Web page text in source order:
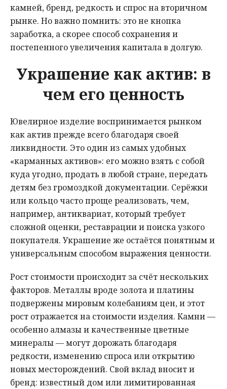
камней, бренд, редкость и спрос на вторичном
рынке. Но важно помнить: это не кнопка
заработка, а скорее способ сохранения и
постепенного увеличения капитала в долгую.
Украшение как актив: в
чем его ценность
Ювелирное изделие воспринимается рынком
как актив прежде всего благодаря своей
ликвидности. Это один из самых удобных
«карманных активов»: его можно взять с собой
куда угодно, продать в любой стране, передать
детям без громоздкой документации. Серёжки
или кольцо часто проще реализовать, чем,
например, антиквариат, который требует
сложной оценки, реставрации и поиска узкого
покупателя. Украшение же остаётся понятным и
универсальным способом выражения ценности.
Рост стоимости происходит за счёт нескольких
факторов. Металлы вроде золота и платины
подвержены мировым колебаниям цен, и этот
рост отражается на стоимости изделия. Камни —
особенно алмазы и качественные цветные
минералы — могут дорожать благодаря
редкости, изменению спроса или открытию
новых месторождений. Свой вклад вносит и
бренд: известный дом или лимитированная